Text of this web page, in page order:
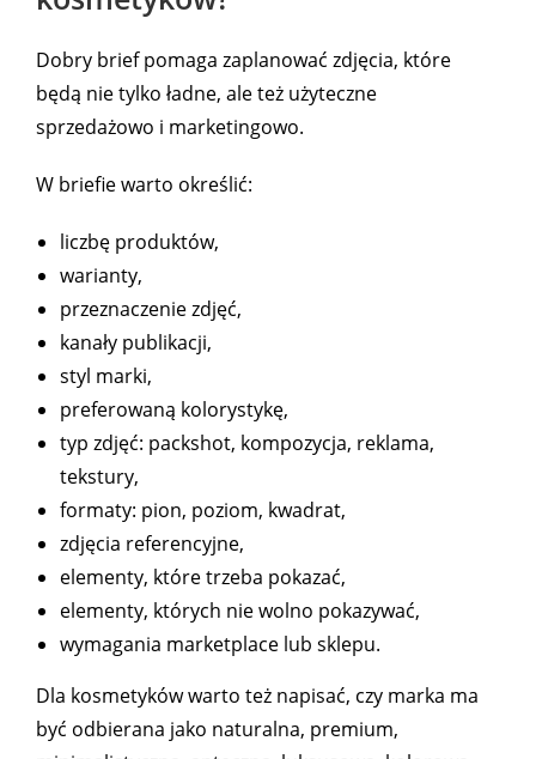
Dobry brief pomaga zaplanować zdjęcia, które
będą nie tylko ładne, ale też użyteczne
sprzedażowo i marketingowo.
W briefie warto określić:
liczbę produktów,
warianty,
przeznaczenie zdjęć,
kanały publikacji,
styl marki,
preferowaną kolorystykę,
typ zdjęć: packshot, kompozycja, reklama,
tekstury,
formaty: pion, poziom, kwadrat,
zdjęcia referencyjne,
elementy, które trzeba pokazać,
elementy, których nie wolno pokazywać,
wymagania marketplace lub sklepu.
Dla kosmetyków warto też napisać, czy marka ma
być odbierana jako naturalna, premium,